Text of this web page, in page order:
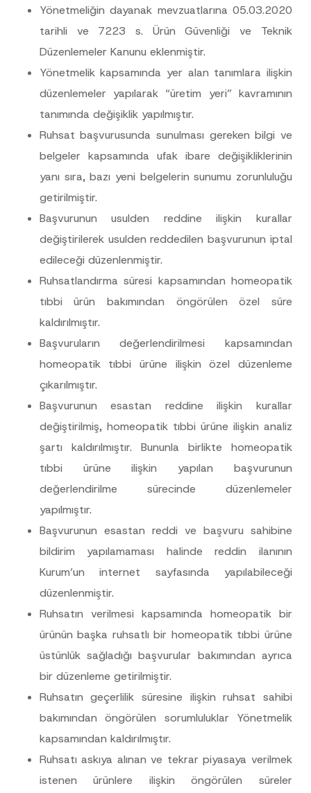
Yönetmeliğin dayanak mevzuatlarına 05.03.2020
tarihli ve 7223 s. Ürün Güvenliği ve Teknik
Düzenlemeler Kanunu eklenmiştir.
Yönetmelik kapsamında yer alan tanımlara ilişkin
düzenlemeler yapılarak “üretim yeri” kavramının
tanımında değişiklik yapılmıştır.
Ruhsat başvurusunda sunulması gereken bilgi ve
belgeler kapsamında ufak ibare değişikliklerinin
yanı sıra, bazı yeni belgelerin sunumu zorunluluğu
getirilmiştir.
Başvurunun usulden reddine ilişkin kurallar
değiştirilerek usulden reddedilen başvurunun iptal
edileceği düzenlenmiştir.
Ruhsatlandırma süresi kapsamından homeopatik
tıbbi ürün bakımından öngörülen özel süre
kaldırılmıştır.
Başvuruların değerlendirilmesi kapsamından
homeopatik tıbbi ürüne ilişkin özel düzenleme
çıkarılmıştır.
Başvurunun esastan reddine ilişkin kurallar
değiştirilmiş, homeopatik tıbbi ürüne ilişkin analiz
şartı kaldırılmıştır. Bununla birlikte homeopatik
tıbbi ürüne ilişkin yapılan başvurunun
değerlendirilme sürecinde düzenlemeler
yapılmıştır.
Başvurunun esastan reddi ve başvuru sahibine
bildirim yapılamaması halinde reddin ilanının
Kurum’un internet sayfasında yapılabileceği
düzenlenmiştir.
Ruhsatın verilmesi kapsamında homeopatik bir
ürünün başka ruhsatlı bir homeopatik tıbbi ürüne
üstünlük sağladığı başvurular bakımından ayrıca
bir düzenleme getirilmiştir.
Ruhsatın geçerlilik süresine ilişkin ruhsat sahibi
bakımından öngörülen sorumluluklar Yönetmelik
kapsamından kaldırılmıştır.
Ruhsatı askıya alınan ve tekrar piyasaya verilmek
istenen ürünlere ilişkin öngörülen süreler
Ad*
Soyad*
Firma
Pozisyon
*
d
i